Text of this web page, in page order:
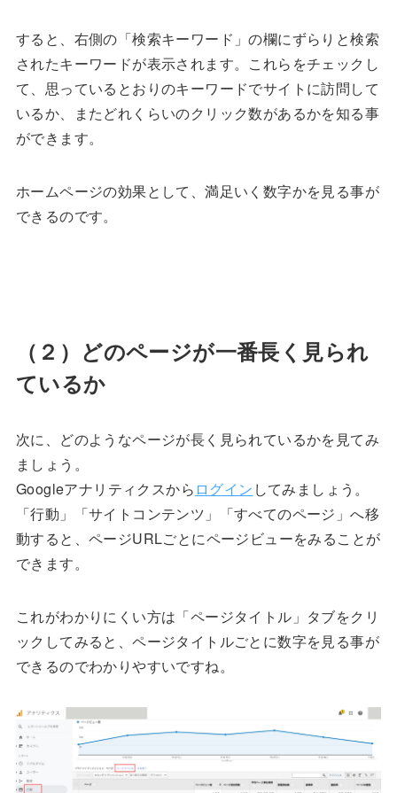
すると、右側の「検索キーワード」の欄にずらりと検索
されたキーワードが表示されます。これらをチェックし
て、思っているとおりのキーワードでサイトに訪問して
いるか、またどれくらいのクリック数があるかを知る事
ができます。
ホームページの効果として、満足いく数字かを見る事が
できるのです。
（２）どのページが一番長く見られ
ているか
次に、どのようなページが長く見られているかを見てみ
ましょう。
Googleアナリティクスから ログイン してみましょう。
「行動」「サイトコンテンツ」「すべてのページ」へ移
動すると、ページURLごとにページビューをみることが
できます。
これがわかりにくい方は「ページタイトル」タブをクリ
ックしてみると、ページタイトルごとに数字を見る事が
できるのでわかりやすいですね。